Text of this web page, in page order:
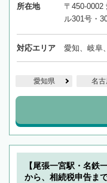
所在地
〒450-0002
ル301号・
対応エリア 愛知、岐阜
愛知県 名
【尾張一宮駅・名鉄
から、相続税申告ま